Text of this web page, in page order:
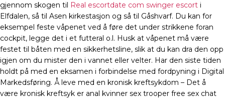
gjennom skogen til
Real escortdate com swinger escort i
Elfdalen, så til Asen kirkestasjon og så til Gåshvarf. Du kan for
eksempel feste våpenet ved å føre det under strikkene foran
cockpit, legge det i et futteral o.l. Husk at våpenet må være
festet til båten med en sikkerhetsline, slik at du kan dra den opp
igjen om du mister den i vannet eller velter. Har den siste tiden
holdt på med en eksamen i forbindelse med fordpyning i Digital
Markedsføring. Å leve med en kronisk kreftsykdom – Det å
være kronisk kreftsyk er anal kvinner sex trooper free sex chat